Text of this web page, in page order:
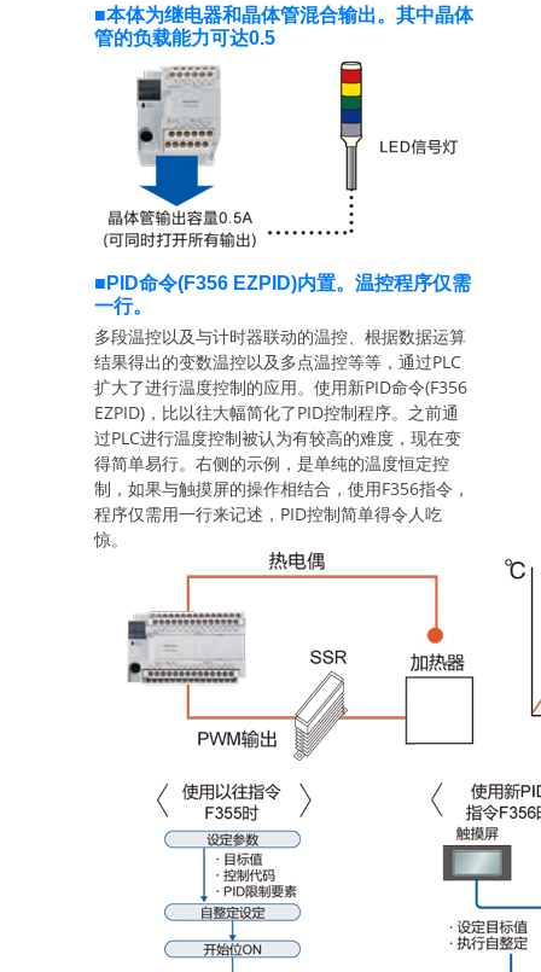
■本体为继电器和晶体管混合输出。其中晶体
管的负载能力可达0.5
■PID命令(F356 EZPID)内置。温控程序仅需
一行。
多段温控以及与计时器联动的温控、根据数据运算
结果得出的变数温控以及多点温控等等，通过PLC
扩大了进行温度控制的应用。使用新PID命令(F356
EZPID)，比以往大幅简化了PID控制程序。之前通
过PLC进行温度控制被认为有较高的难度，现在变
得简单易行。右侧的示例，是单纯的温度恒定控
制，如果与触摸屏的操作相结合，使用F356指令，
程序仅需用一行来记述，PID控制简单得令人吃
惊。